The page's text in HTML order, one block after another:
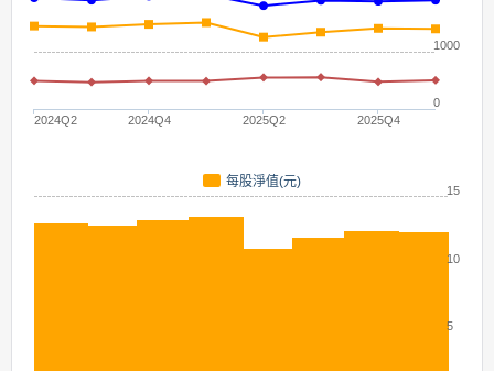
2024Q2 2024Q4 2025Q2 2025Q4
0
1000
每股淨值(元)
5
10
15